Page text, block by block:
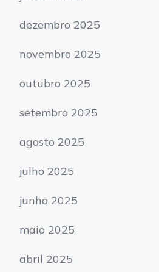
dezembro 2025
novembro 2025
outubro 2025
setembro 2025
agosto 2025
julho 2025
junho 2025
maio 2025
abril 2025